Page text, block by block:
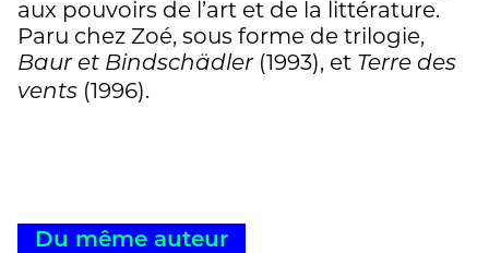
aux pouvoirs de l’art et de la littérature.
Paru chez Zoé, sous forme de trilogie,
Baur et Bindschädler(1993), et Terre des
vents (1996).
Du même auteur